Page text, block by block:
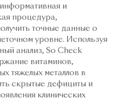
и
процедура,
точные данные о
уровне. Используя
анализ, So Check
витаминов,
тяжелых металлов в
скрытые дефициты и
клинических